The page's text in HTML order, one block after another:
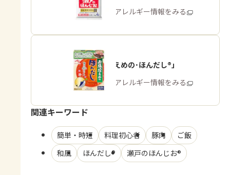
商品・アレルギー情報をみる
「お塩控えめの･ほんだし®」
商品・アレルギー情報をみる
関連キーワード
簡単・時短 料理初心者 豚肉
ご飯
和風
ほんだし® 瀬戸のほんじお®